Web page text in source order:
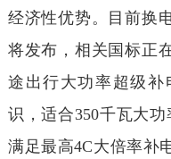
经济性优势。目前换
将发布，相关国标正
途出行大功率超级
识，适合350千瓦大
满足最高4C大倍率补